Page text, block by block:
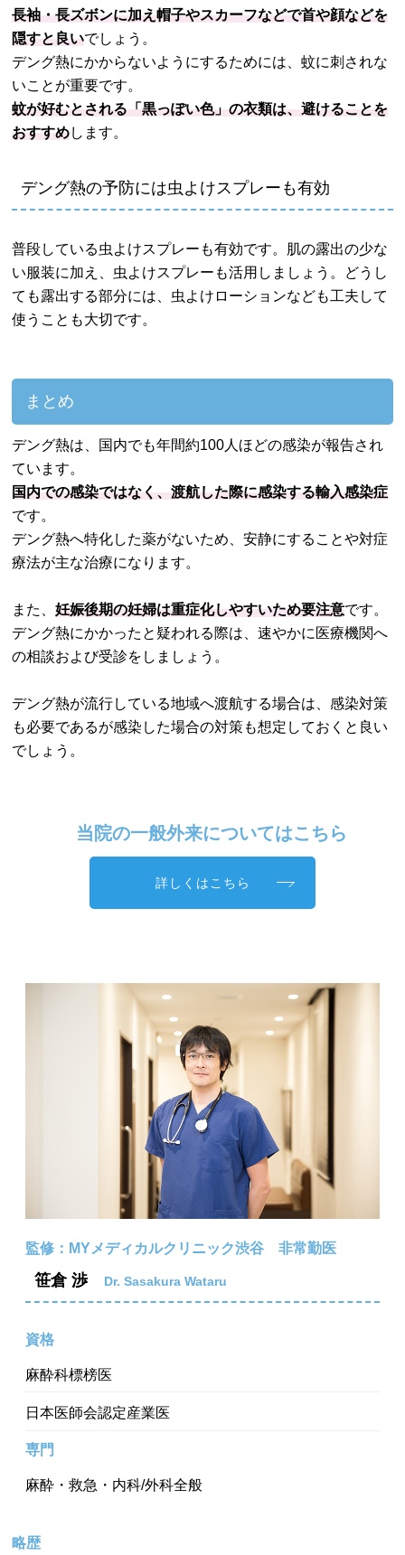
長袖・長ズボンに加え帽子やスカーフなどで首や顔などを
隠すと良いでしょう。
デング熱にかからないようにするためには、蚊に刺されな
いことが重要です。
蚊が好むとされる「黒っぽい色」の衣類は、避けることを
おすすめします。
デング熱の予防には虫よけスプレーも有効
普段している虫よけスプレーも有効です。肌の露出の少な
い服装に加え、虫よけスプレーも活用しましょう。どうし
ても露出する部分には、虫よけローションなども工夫して
使うことも大切です。
まとめ
デング熱は、国内でも年間約100人ほどの感染が報告され
ています。
国内での感染ではなく、渡航した際に感染する輸入感染症
です。
デング熱へ特化した薬がないため、安静にすることや対症
療法が主な治療になります。
また、妊娠後期の妊婦は重症化しやすいため要注意です。
デング熱にかかったと疑われる際は、速やかに医療機関へ
の相談および受診をしましょう。
デング熱が流行している地域へ渡航する場合は、感染対策
も必要であるが感染した場合の対策も想定しておくと良い
でしょう。
当院の一般外来についてはこちら
詳しくはこちら
監修：MYメディカルクリニック渋谷 非常勤医
笹倉 渉 Dr. Sasakura Wataru
資格
麻酔科標榜医
日本医師会認定産業医
専門
麻酔・救急・内科/外科全般
略歴